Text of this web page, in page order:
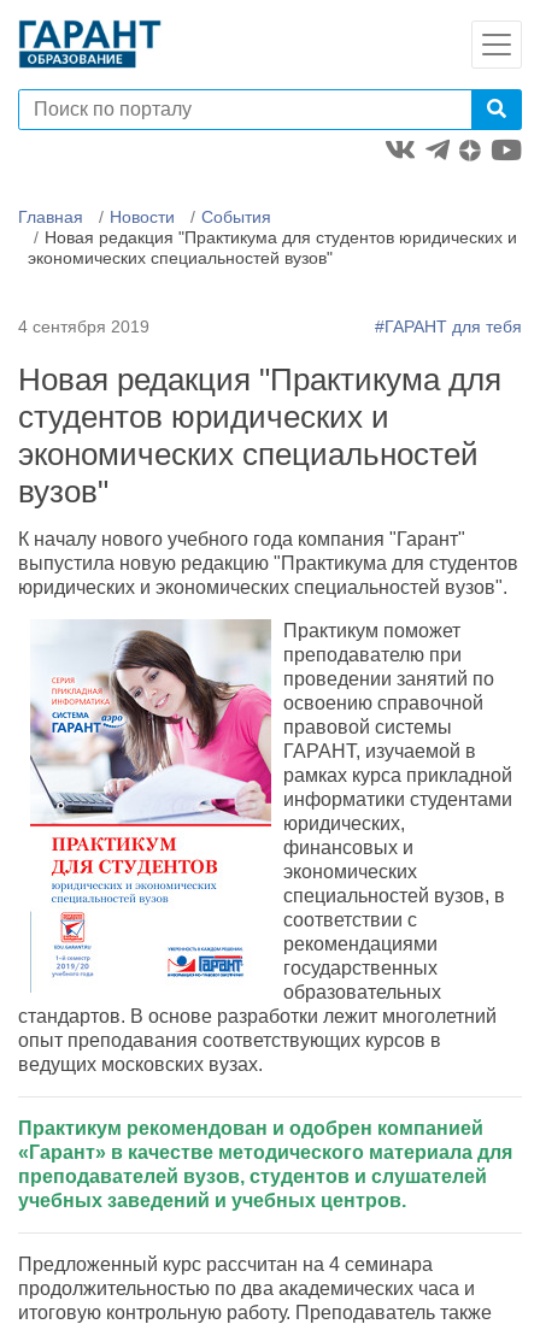
Главная Новости
События
Новая редакция "Практикума для студентов юридических и
экономических специальностей вузов"
4 сентября 2019 #ГАРАНТ для тебя
Новая редакция "Практикума для
студентов юридических и
экономических специальностей
вузов"
К началу нового учебного года компания "Гарант"
выпустила новую редакцию "Практикума для студентов
юридических и экономических специальностей вузов".
Практикум поможет
преподавателю при
проведении занятий по
освоению справочной
правовой системы
ГАРАНТ, изучаемой в
рамках курса прикладной
информатики студентами
юридических,
финансовых и
экономических
специальностей вузов, в
соответствии с
рекомендациями
государственных
образовательных
стандартов. В основе разработки лежит многолетний
опыт преподавания соответствующих курсов в
ведущих московских вузах.
Практикум рекомендован и одобрен компанией
«Гарант» в качестве методического материала для
преподавателей вузов, студентов и слушателей
учебных заведений и учебных центров.
Предложенный курс рассчитан на 4 семинара
продолжительностью по два академических часа и
итоговую контрольную работу. Преподаватель также